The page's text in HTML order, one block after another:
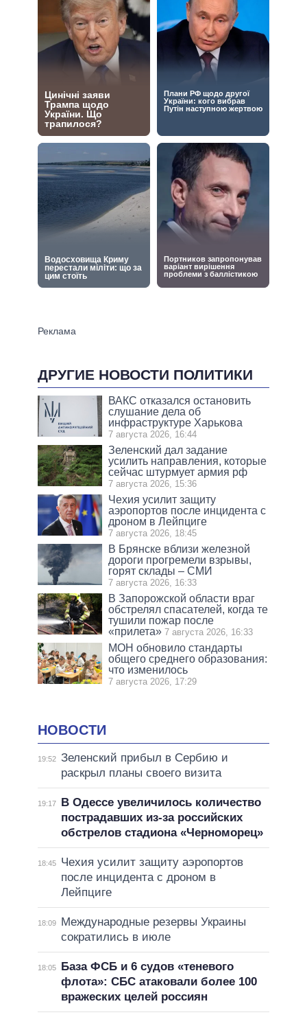
ДРУГИЕ НОВОСТИ ПОЛИТИКИ
ВАКС отказался остановить
слушание дела об
инфраструктуре Харькова
7 августа 2026, 16:44
Зеленский дал задание
усилить направления, которые
сейчас штурмует армия рф
7 августа 2026, 15:36
Чехия усилит защиту
аэропортов после инцидента с
дроном в Лейпциге
7 августа 2026, 18:45
В Брянске вблизи железной
дороги прогремели взрывы,
горят склады – СМИ
7 августа 2026, 16:33
В Запорожской области враг
обстрелял спасателей, когда те
тушили пожар после
«прилета» 7 августа 2026, 16:33
МОН обновило стандарты
общего среднего образования:
что изменилось
7 августа 2026, 17:29
НОВОСТИ
19:52 Зеленский прибыл в Сербию и
раскрыл планы своего визита
19:17
В Одессе увеличилось количество
пострадавших из-за российских
обстрелов стадиона «Черноморец»
18:45
Чехия усилит защиту аэропортов
после инцидента с дроном в
Лейпциге
18:09
Международные резервы Украины
сократились в июле
18:05
База ФСБ и 6 судов «теневого
флота»: СБС атаковали более 100
вражеских целей россиян